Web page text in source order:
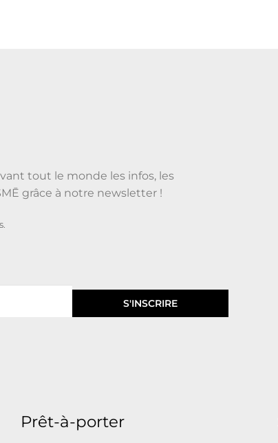
tout le monde les infos, les
grâce à notre newsletter !
S'INSCRIRE
Prêt-à-porter